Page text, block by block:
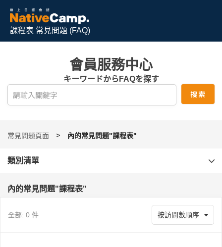
課程表 常見問題 (FAQ)
會員服務中心
キーワードからFAQを探す
常見問題頁面 內的常見問題"課程表"
類別清單
內的常見問題"課程表"
全部: 0 件